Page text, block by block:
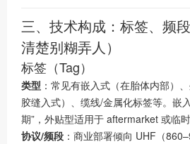
三、技术构成：标签、频
清楚别糊弄人）
标签（Tag）
类型 ：常见有嵌入式（在胎体内部）
胶缝入式）、缆线/金属化标签等。嵌
期”，外贴型适用于 aftermarket 或临时
协议/频段 ：商业部署倾向 UHF（